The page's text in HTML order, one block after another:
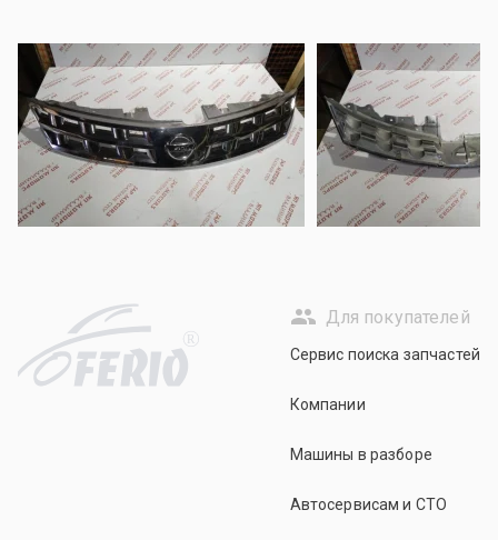
R
Для покупателей
Сервис поиска запчастей
Компании
Машины в разборе
Автосервисам и СТО